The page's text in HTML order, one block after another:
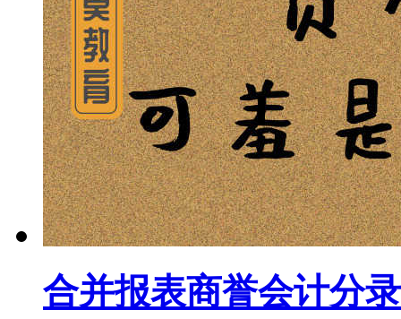
合并报表商誉会计分